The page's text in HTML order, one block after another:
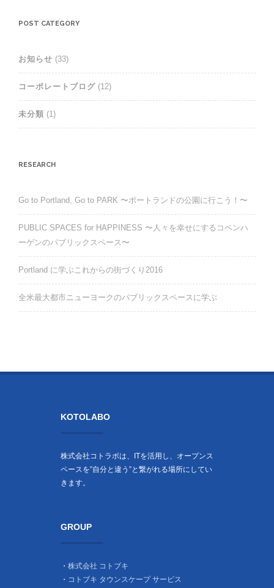
POST CATEGORY
お知らせ (33)
コーポレートブログ (12)
未分類 (1)
RESEARCH
Go to Portland, Go to PARK 〜ポートランドの公園に行こう！〜
PUBLIC SPACES for HAPPINESS 〜人々を幸せにするコペンハ
ーゲンのパブリックスペース〜
Portland に学ぶこれからの街づくり2016
全米最大都市ニューヨークのパブリックスペースに学ぶ
KOTOLABO
株式会社コトラボは、ITを活用し、オープンス
ペースを”自分と違う”と繋がれる場所にしてい
きます。
GROUP
・ 株式会社 コトブキ
・ コトブキ タウンスケープ サービス